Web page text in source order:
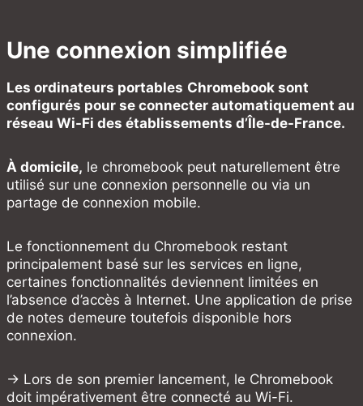
Une connexion simplifiée
Les ordinateurs portables Chromebook sont
configurés pour se connecter automatiquement au
réseau Wi-Fi des établissements d’Île-de-France.
À domicile, le chromebook peut naturellement être
utilisé sur une connexion personnelle ou via un
partage de connexion mobile.
Le fonctionnement du Chromebook restant
principalement basé sur les services en ligne,
certaines fonctionnalités deviennent limitées en
l’absence d’accès à Internet. Une application de prise
de notes demeure toutefois disponible hors
connexion.
→ Lors de son premier lancement, le Chromebook
doit impérativement être connecté au Wi-Fi.